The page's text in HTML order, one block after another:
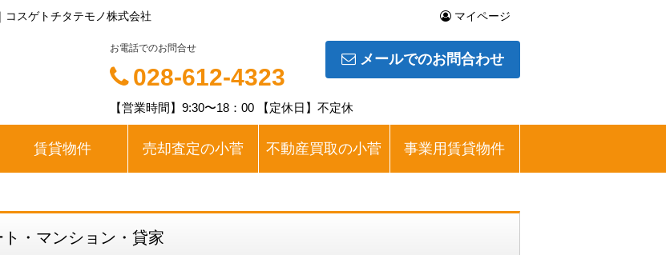
スゲトチタテモノ株式会社 マイページ
メールでのお問合わせ
お電話でのお問合せ
028-612-4323
【営業時間】9:30〜18：00 【定休日】不定休
賃貸物件 売却査定の小菅 不動産買取の小菅 事業用賃貸物件
・マンション・貸家